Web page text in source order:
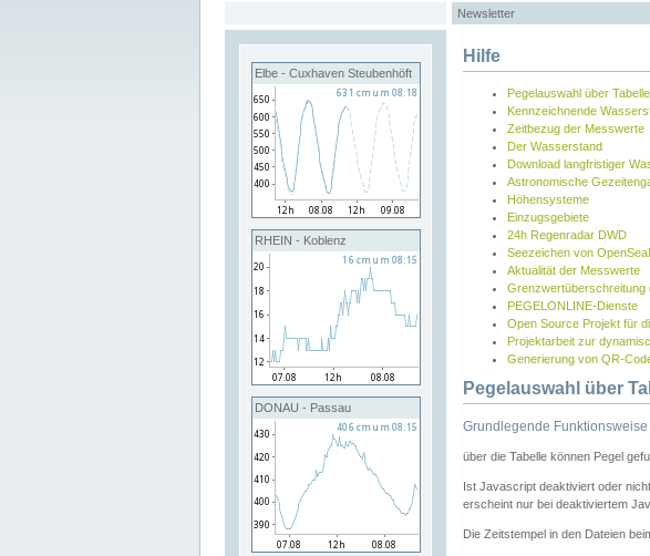
Newsletter
Elbe - Cuxhaven Steubenhöft
RHEIN - Koblenz
DONAU - Passau
Hilfe
Pegelauswahl über Tabelle
Kennzeichnende
Zeitbezug der Messwerte
Der Wasserstand
Download langfristiger
Astronomische
Höhensysteme
Einzugsgebiete
24h Regenradar DWD
Seezeichen von
Aktualität der Messwerte
Grenzwertüberschreitung
PEGELONLINE-Dienste
Open Source Projekt für
Projektarbeit zur
Generierung von QR-
Pegelauswahl über
Grundlegende Funktionsweise
über die Tabelle können Pegel
Ist Javascript deaktiviert oder
erscheint nur bei deaktiviertem
Die Zeitstempel in den Dateien